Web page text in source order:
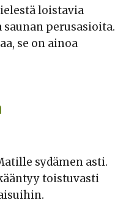
loistavia
perusasioita.
se on ainoa
sydämen asti.
toistuvasti